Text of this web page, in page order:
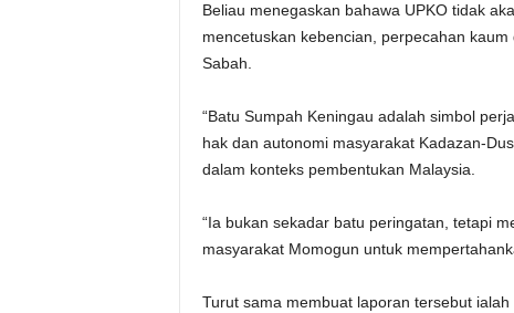
Beliau menegaskan bahawa UPKO tidak
mencetuskan kebencian, perpecahan
Sabah.
“Batu Sumpah Keningau adalah simbol
hak dan autonomi masyarakat Kadazan-
dalam konteks pembentukan Malaysia.
“Ia bukan sekadar batu peringatan, tetapi
masyarakat Momogun untuk
Turut sama membuat laporan tersebut